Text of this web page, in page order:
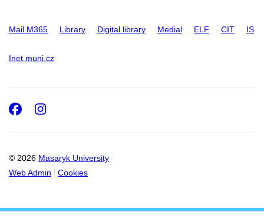
Mail M365 Library Digital library Medial ELF CIT IS
Inet.muni.cz
© 2026 Masaryk University
Web Admin
Cookies
Facebook
Instagram